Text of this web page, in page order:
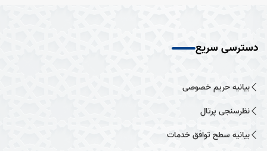
دسترسی سریع
بیانیه حریم خصوصی
نظرسنجی پرتال
بیانیه سطح توافق خدمات